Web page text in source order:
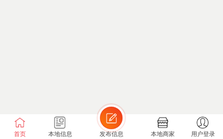
首页 本地信息 发布信息 本地商家 用户登录